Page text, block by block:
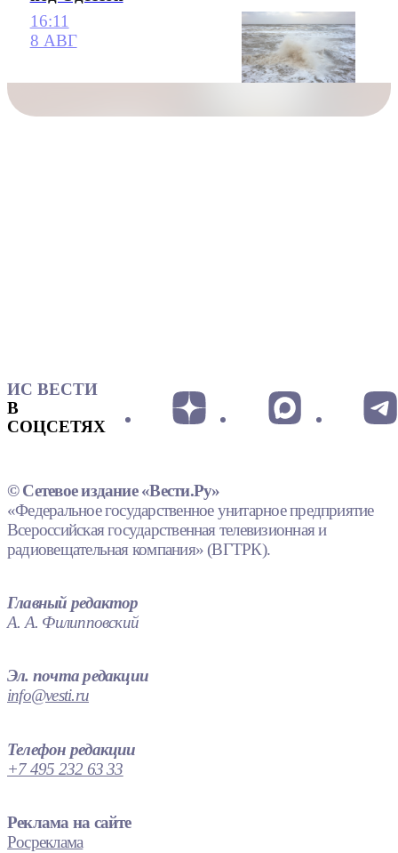
16:11
8 АВГ
ИС ВЕСТИ
В
СОЦСЕТЯХ
© Сетевое издание «Вести.Ру»
«Федеральное государственное унитарное предприятие
Всероссийская государственная телевизионная и
радиовещательная компания» (ВГТРК).
Главный редактор
А. А. Филипповский
Эл. почта редакции
info@vesti.ru
Телефон редакции
+7 495 232 63 33
Реклама на сайте
Росреклама